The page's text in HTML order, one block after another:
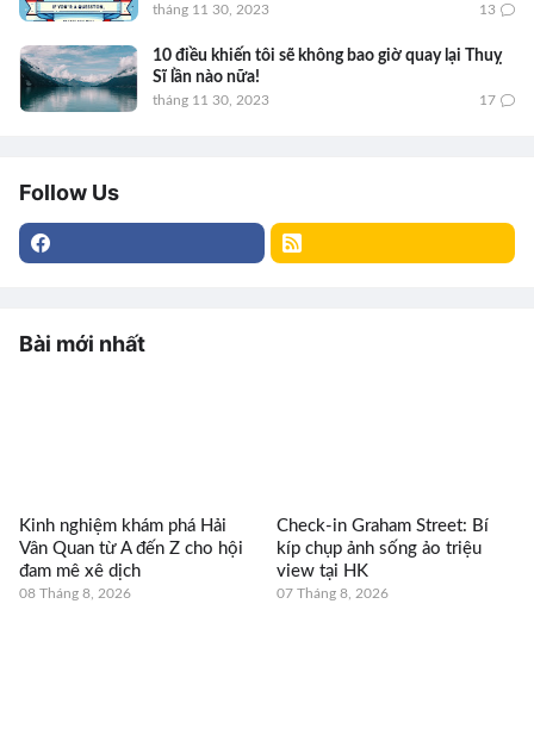
tháng 11 30, 2023 13
10 điều khiến tôi sẽ không bao giờ quay lại Thuỵ
Sĩ lần nào nữa!
tháng 11 30, 2023 17
Follow Us
Bài mới nhất
Kinh nghiệm khám phá Hải
Vân Quan từ A đến Z cho hội
đam mê xê dịch
08 Tháng 8, 2026
Check-in Graham Street: Bí
kíp chụp ảnh sống ảo triệu
view tại HK
07 Tháng 8, 2026